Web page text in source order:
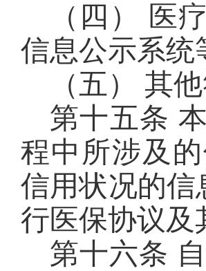
（四） 医
信息公示系统
（五） 其
第十五条
程中所涉及
信用状况的信
行医保协议及
第十六条